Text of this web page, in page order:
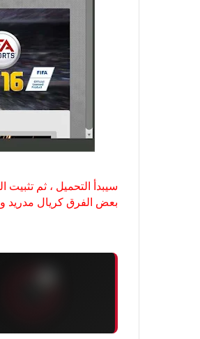
سيبدأ التحميل ، ثم تثبيت
بعض الفرق كريال مدريد